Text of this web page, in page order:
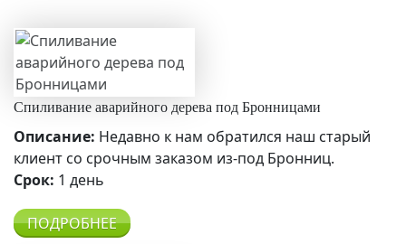
Спиливание аварийного дерева под Бронницами
Описание: Недавно к нам обратился наш старый
клиент со срочным заказом из-под Бронниц.
Срок: 1 день
ПОДРОБНЕЕ